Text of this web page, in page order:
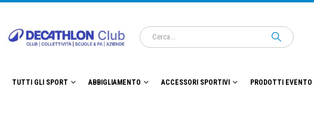
TUTTI GLI SPORT ABBIGLIAMENTO ACCESSORI SPORTIVI PRODOTTI EVENTO